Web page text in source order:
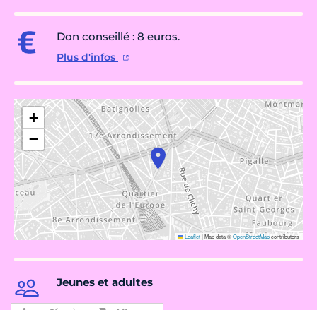
Don conseillé : 8 euros.
Plus d'infos
+
−
Leaflet|Map data ©OpenStreetMapcontributors
Jeunes et adultes